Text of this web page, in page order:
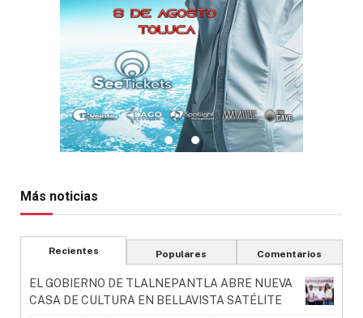
Más noticias
Recientes Populares Comentarios
EL GOBIERNO DE TLALNEPANTLA ABRE NUEVA
CASA DE CULTURA EN BELLAVISTA SATÉLITE